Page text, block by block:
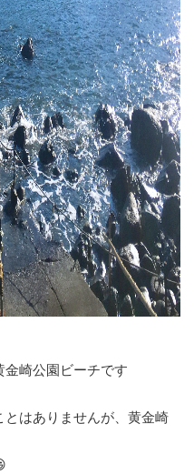
崎公園ビーチです
はありませんが、黄金崎